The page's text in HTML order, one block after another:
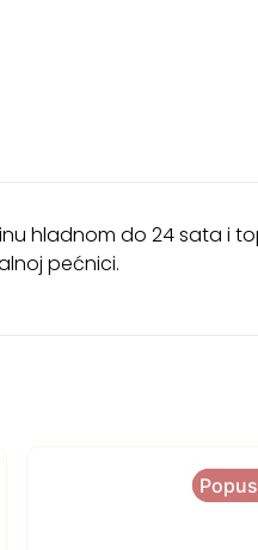
hladnom do 24 sata i
pećnici.